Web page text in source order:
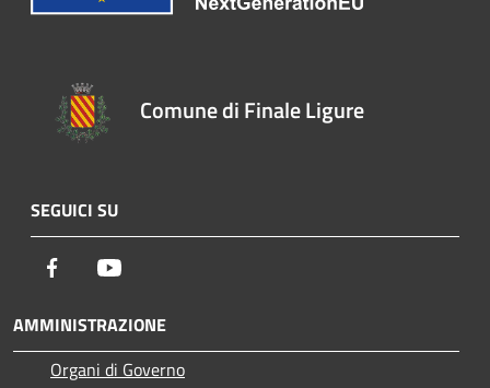
Comune di Finale Ligure
SEGUICI SU
Facebook
AMMINISTRAZIONE
Organi di Governo